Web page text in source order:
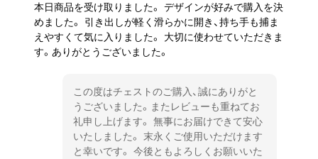
本日商品を受け取りました。 デザインが好みで購入を決
めました。 引き出しが軽く滑らかに開き、持ち手も捕ま
えやすくて気に入りました。 大切に使わせていただきま
す。ありがとうございました。
この度はチェストのご購入、誠にありがと
うございました。またレビューも重ねてお
礼申し上げます。 無事にお届けできて安心
いたしました。 末永くご使用いただけます
と幸いです。 今後ともよろしくお願いいた